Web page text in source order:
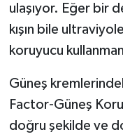
ulaşıyor. Eğer bir
kışın bile
koruyucu
Güneş
Factor-Güneş
doğru şekilde ve